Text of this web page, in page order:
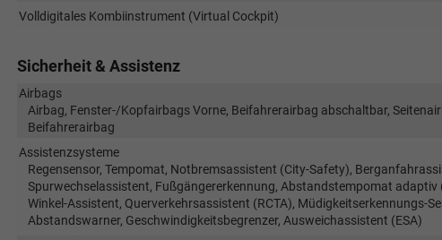
Volldigitales Kombiinstrument (Virtual Cockpit)
Sicherheit & Assistenz
Airbags
Airbag, Fenster-/Kopfairbags Vorne, Beifahrerairbag abschaltbar,
Beifahrerairbag
Assistenzsysteme
Regensensor, Tempomat, Notbremsassistent (City-Safety),
Spurwechselassistent, Fußgängererkennung, Abstandstempomat adaptiv
Winkel-Assistent, Querverkehrsassistent (RCTA), Müdigkeitserkennungs-
Abstandswarner, Geschwindigkeitsbegrenzer, Ausweichassistent (ESA)